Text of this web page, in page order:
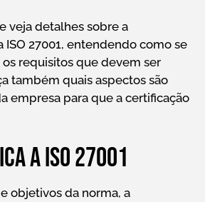
veja detalhes sobre a
27001, entendendo como se
os requisitos que devem ser
também quais aspectos são
empresa para que a certificação
a ISO 27001
objetivos da norma, a